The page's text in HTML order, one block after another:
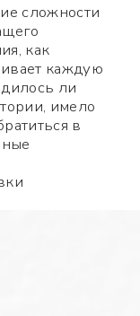
сложности
как
каждую
ли
имело
в